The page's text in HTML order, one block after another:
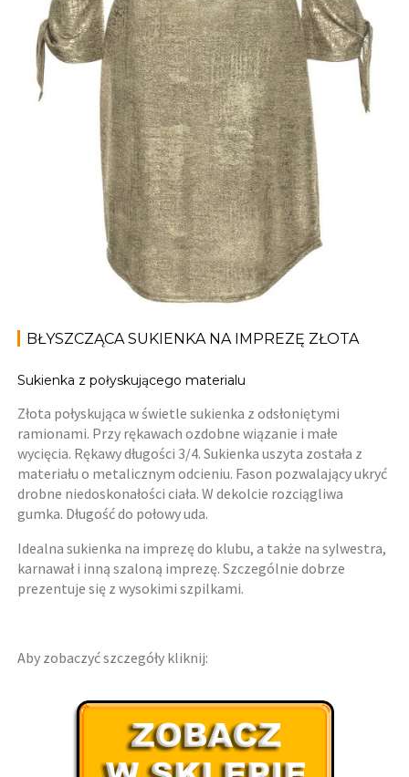
BŁYSZCZĄCA SUKIENKA NA IMPREZĘ ZŁOTA
Sukienka z połyskującego materialu
Złota połyskująca w świetle sukienka z odsłoniętymi
ramionami. Przy rękawach ozdobne wiązanie i małe
wycięcia. Rękawy długości 3/4. Sukienka uszyta została z
materiału o metalicznym odcieniu. Fason pozwalający ukryć
drobne niedoskonałości ciała. W dekolcie rozciągliwa
gumka. Długość do połowy uda.
Idealna sukienka na imprezę do klubu, a także na sylwestra,
karnawał i inną szaloną imprezę. Szczególnie dobrze
prezentuje się z wysokimi szpilkami.
Aby zobaczyć szczegóły kliknij: